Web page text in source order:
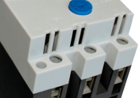
на
ЛЭП
Татьяна (Branch of «Saren B.
V.» PLLC)
Выражаю благодарность
оперативную обработку нашего
Выставили коммерческое
хорошей цене в течение двух
малого сотня товарных